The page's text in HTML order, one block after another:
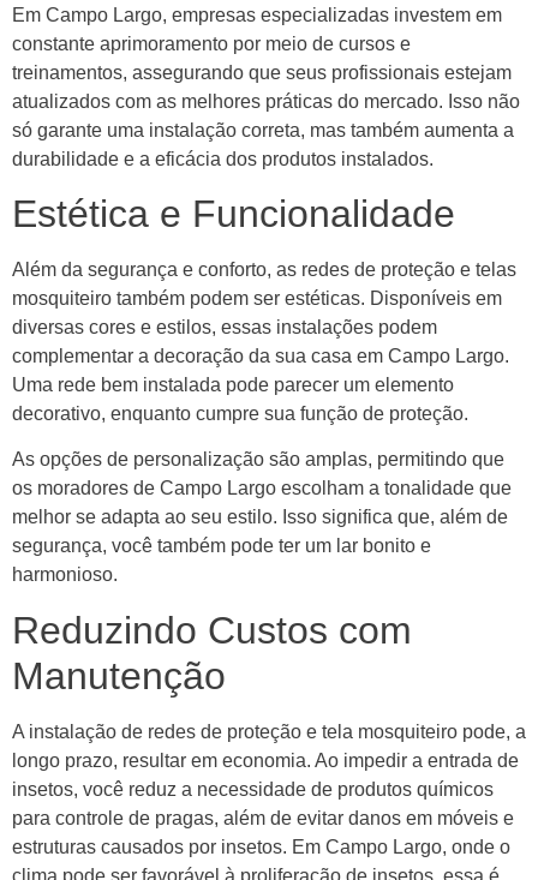
Em Campo Largo, empresas especializadas investem em
constante aprimoramento por meio de cursos e
treinamentos, assegurando que seus profissionais estejam
atualizados com as melhores práticas do mercado. Isso não
só garante uma instalação correta, mas também aumenta a
durabilidade e a eficácia dos produtos instalados.
Estética e Funcionalidade
Além da segurança e conforto, as redes de proteção e telas
mosquiteiro também podem ser estéticas. Disponíveis em
diversas cores e estilos, essas instalações podem
complementar a decoração da sua casa em Campo Largo.
Uma rede bem instalada pode parecer um elemento
decorativo, enquanto cumpre sua função de proteção.
As opções de personalização são amplas, permitindo que
os moradores de Campo Largo escolham a tonalidade que
melhor se adapta ao seu estilo. Isso significa que, além de
segurança, você também pode ter um lar bonito e
harmonioso.
Reduzindo Custos com
Manutenção
A instalação de redes de proteção e tela mosquiteiro pode, a
longo prazo, resultar em economia. Ao impedir a entrada de
insetos, você reduz a necessidade de produtos químicos
para controle de pragas, além de evitar danos em móveis e
estruturas causados por insetos. Em Campo Largo, onde o
clima pode ser favorável à proliferação de insetos, essa é